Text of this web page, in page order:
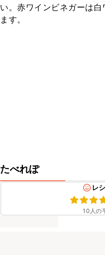
い。赤ワインビネガーは
ます。
たべれぽ
レ
10 人の